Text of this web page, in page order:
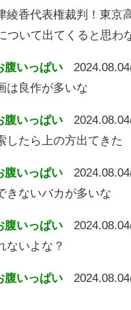
綾香代表権裁判！東京
ついて出てくると思わ
腹いっぱい
は良作が多いな
腹いっぱい
したら上の方出てきた
腹いっぱい
きないバカが多いな
腹いっぱい
ないよな？
腹いっぱい